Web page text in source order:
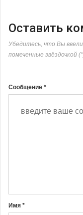
Оставить
Убедитесь, что Вы
помеченные звёздочкой
Сообщение *
Имя *